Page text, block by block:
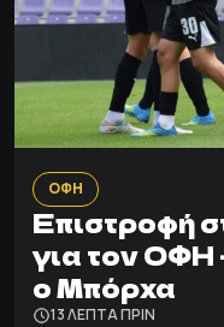
ΟΦΗ
Επιστροφή
για τον ΟΦΗ
ο Μπόρχα
13 ΛΕΠΤΑ ΠΡΙΝ